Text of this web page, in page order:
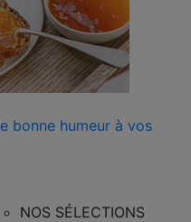
bonne humeur à vos
NOS SÉLECTIONS